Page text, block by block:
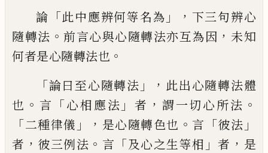
論 「此中應辨何等名為 」， 下三句辨心
隨轉法 。前言心與心隨轉法亦互為因 ， 未知
何者是心隨轉法也 。
「論曰至心隨轉法 」， 此出心隨轉法體
也 。 言 「心相應法 」者 ， 謂一切心所法 。
「二種律儀 」， 是心隨轉色也 。 言 「彼法 」
者 ， 彼三例法 。 言 「及心之生等相 」者 ， 是